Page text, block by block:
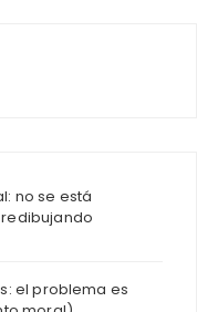
no se está
el problema es